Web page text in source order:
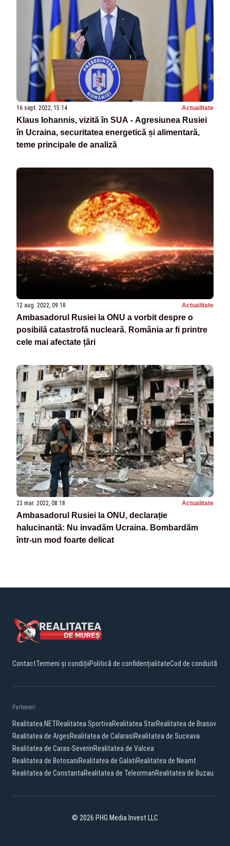
16 sept. 2022, 15:14 Actualitate
Klaus Iohannis, vizită în SUA - Agresiunea Rusiei
în Ucraina, securitatea energetică și alimentară,
teme principale de analiză
12 aug. 2022, 09:18 Actualitate
Ambasadorul Rusiei la ONU a vorbit despre o
posibilă catastrofă nucleară. România ar fi printre
cele mai afectate țări
23 mar. 2022, 08:18 Actualitate
Ambasadorul Rusiei la ONU, declarație
halucinantă: Nu invadăm Ucraina. Bombardăm
într-un mod foarte delicat
ContactTermeni și condițiiPolitică de confidențialitateCod de conduită
Parteneri:
Realitatea.NETRealitatea SportivaRealitatea StarRealitatea de Brasov
Realitatea de ArgesRealitatea de CalarasiRealitatea de Suceava
Realitatea de Caras-SeverinRealitatea de Valcea
Realitatea de BotosaniRealitatea de GalatiRealitatea de Neamt
Realitatea de ConstantaRealitatea de TeleormanRealitatea de Buzau
© 2026 PHG Media Invest LLC